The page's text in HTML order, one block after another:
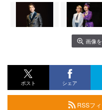
画像
ポスト シェア
RSSフィ